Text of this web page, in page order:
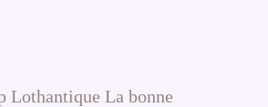
Lothantique La bonne